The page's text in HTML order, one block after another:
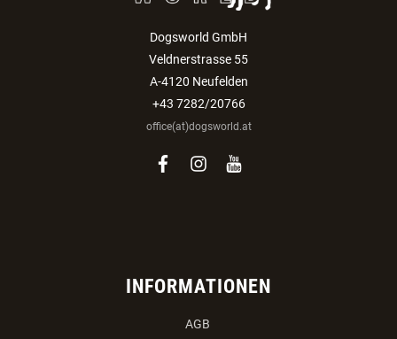
Dogsworld GmbH
Veldnerstrasse 55
A-4120 Neufelden
+43 7282/20766
office(at)dogsworld.at
facebook
instagram
youtube
INFORMATIONEN
AGB